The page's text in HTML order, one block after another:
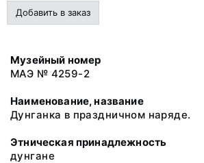
Добавить в заказ
Музейный номер
МАЭ № 4259-2
Наименование, название
Дунганка в праздничном наряде.
Этническая принадлежность
дунгане